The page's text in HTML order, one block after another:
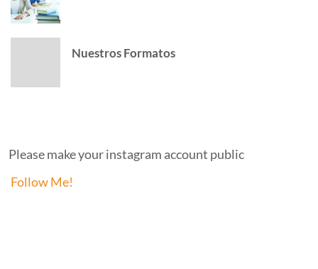
Nuestros Formatos
Please make your instagram account public
Follow Me!